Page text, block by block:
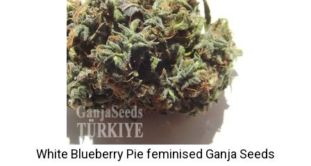
White Blueberry Pie feminised Ganja Seeds